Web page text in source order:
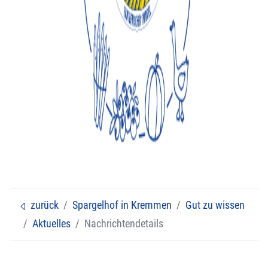
zurück Spargelhof in Kremmen
Gut zu wissen
Aktuelles
Nachrichtendetails